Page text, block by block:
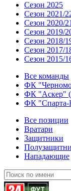
Сезон 2025
Сезон 2021/
Сезон 2020/21
Сезон 2019/
Сезон 2018/
Сезон 2017/
Сезон 2015/
Все команды
ФК
ФК "Аскер"
ФК
Все позиции
Вратари
Защитники
Нападающие